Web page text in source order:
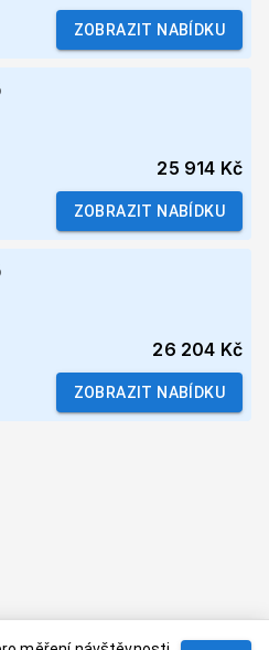
ZOBRAZIT NABÍDKU
25 914 Kč
ZOBRAZIT NABÍDKU
26 204 Kč
ZOBRAZIT NABÍDKU